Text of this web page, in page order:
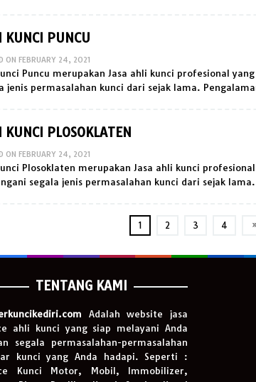
KUNCI PUNCU
ON FEBRUARY 24, 2021
Puncu merupakan Jasa ahli kunci profesional
jenis permasalahan kunci dari sejak lama.
KUNCI PLOSOKLATEN
ON FEBRUARY 24, 2021
Plosoklaten merupakan Jasa ahli kunci
segala jenis permasalahan kunci dari sejak
1 2 3 4
TENTANG KAMI
Adalah website jasa
ahli kunci yang siap melayani Anda
segala permasalahan-permasalahan
kunci yang Anda hadapi. Seperti :
Kunci Motor, Mobil, Immobilizer,